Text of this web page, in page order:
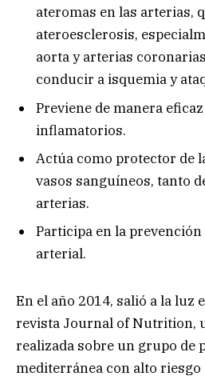
ateromas en las arterias,
ateroesclerosis,
aorta y arterias
conducir a isquemia y
Previene de manera
inflamatorios.
Actúa como protector de
vasos sanguíneos, tanto
arterias.
Participa en la
arterial.
En el año 2014, salió a la luz
revista Journal of Nutrition,
realizada sobre un grupo de
mediterránea con alto riesgo